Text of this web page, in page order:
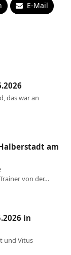
E-Mail
das war an
am
von der…
in
und Vitus